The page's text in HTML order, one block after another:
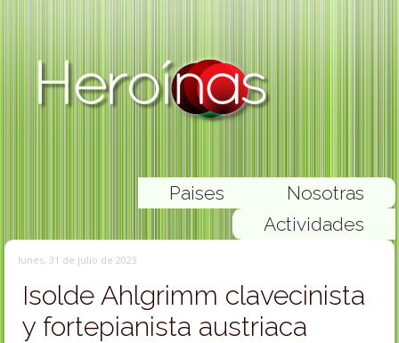
Nosotras
Paises
Actividades
lunes, 31 de julio de 2023
Isolde Ahlgrimm clavecinista
y fortepianista austriaca